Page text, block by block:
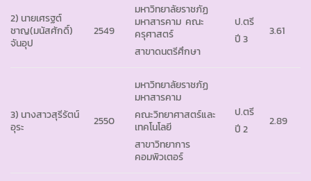
2) นายเศรฐต์
ชาญ(มนัสศักดิ์)
จันอุป
2549
มหาวิทยาลัยราชภัฏ
มหาสารคาม คณะ
ครุศาสตร์
สาขาดนตรีศึกษา
ป.ตรี
ปี 3
3.61
3) นางสาวสุรีรัตน์
อุระ
2550
มหาวิทยาลัยราชภัฏ
มหาสารคาม
คณะวิทยาศาสตร์และ
เทคโนโลยี
สาขาวิทยาการ
คอมพิวเตอร์
ป.ตรี
ปี 2
2.89